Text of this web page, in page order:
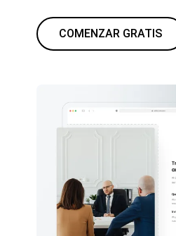
COMENZAR GRATIS